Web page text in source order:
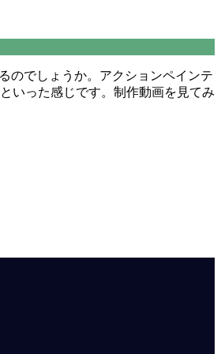
のでしょうか。アクションペインテ
いった感じです。制作動画を見てみ